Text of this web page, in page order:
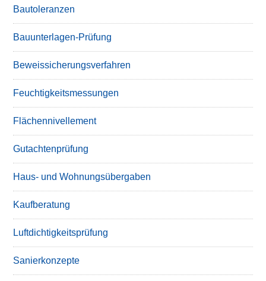
Bautoleranzen
Bauunterlagen-Prüfung
Beweissicherungsverfahren
Feuchtigkeitsmessungen
Flächennivellement
Gutachtenprüfung
Haus- und Wohnungsübergaben
Kaufberatung
Luftdichtigkeitsprüfung
Sanierkonzepte